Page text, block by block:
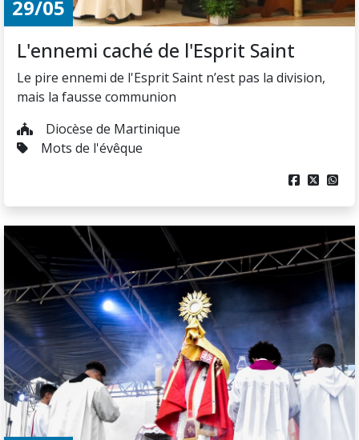
29/05
L'ennemi caché de l'Esprit Saint
Le pire ennemi de l'Esprit Saint n’est pas la division,
mais la fausse communion
Diocèse de Martinique
Mots de l'évêque
  